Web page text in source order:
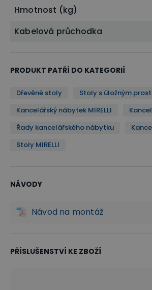
hranou z ABS plastu
chránit hrany stolů proti
Kabelové průchodky na
Další nedílnou součástí stolů
kabelové průchodky umístěné na
vedení a propojení kabelů mezi
Pokud byste chtěli rozšířit
Hmotnost (kg)
Kabelová průchodka
PRODUKT PATŘÍ DO KATEGORIÍ
Dřevěné stoly
Stoly s úložným
Kancelářský nábytek MIRELLI
Řady kancelářského nábytku
Stoly MIRELLI
NÁVODY
Návod na montáž
PŘÍSLUŠENSTVÍ KE ZBOŽÍ